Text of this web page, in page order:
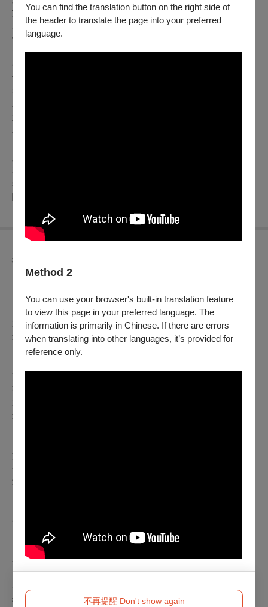
You can find the translation button on the right side of
the header to translate the page into your preferred
language.
Method 2
You can use your browser's built-in translation feature
to view this page in your preferred language. The
information is primarily in Chinese. If there are errors
when translating into other languages, it’s provided for
reference only.
不再提醒 Don't show again
於音樂史，也從事教學，是十九世紀法國音樂的重要人物。第
三號小提琴協奏曲寫於1880年，此時法國在普法戰爭之後，整
體氣氛是排拒德國音樂，鼓勵法國作曲家創作，而聖桑也辭去
管風琴師的職位。第三號小提琴協奏曲題獻給薩拉沙特，並由
他擔任首演的獨奏。小提琴從樂曲一開始就登場，說明了這首
協奏曲有著更個人而私密的情感表達，第三樂章獨奏更加繁
複，有如藤蔓植物，繞著堅實如聖詩的旋律，或許反映了管風
琴對聖桑的影響。
就在聖桑創作小提琴的同時，年輕的馬勒已經從音樂院畢業，
在林茲附近城鎮的歌劇院任職。在歌劇院擔任指揮雖然是馬勒
的工作，但是念茲在茲的還是創作交響曲。數年之後，馬勒在
萊比錫歌劇院任職時，完成了第一號交響曲。雖然首演並不成
功，但如今第一號交響曲已是最受喜愛、也最常演出的馬勒交
響曲之一。在「巨人」這個標題的引導下，聽眾更能與馬勒宏
闊的聲響世界相連。（撰文／吳家恆）
折扣方案
★藝套票：2025/02/15-07/06期間14場演出，一次任選6場(含)
以上，每張111元，。【註1】所擇場次各場張數須一致；【註
2】1000元(含)以上及100元票價不適用(至2025/06/08止)。
場次及購票辦法請點擊詳閱
★藝遊南臺灣
東之5場次演出一次全購買，每張111元。【註1】所擇各場次
張數須一致；【註2】1000元(含)以上及100元票價不適用(至
2025/02/15止)。
場次及購票辦法請點擊詳閱
★霧峰6折
演出一次全購買，享定價6折優惠。【註1】所擇各場次張數須
一致；【註2】100元票價不適用(至2025/03/08止)。
場次及購票辦法請點擊詳閱
★「成雙」套票
價，100元票價不適用)。
★成年禮金
：使用文化幣點數購買最高票價區享青年席位300
元，或其他票價區6折。(限文化幣領用年齡對象使用，
攜證件備驗)。
※NTSO 2024/25 VIP鑽石卡7折、金卡8折；NTSO樂友卡9
折。